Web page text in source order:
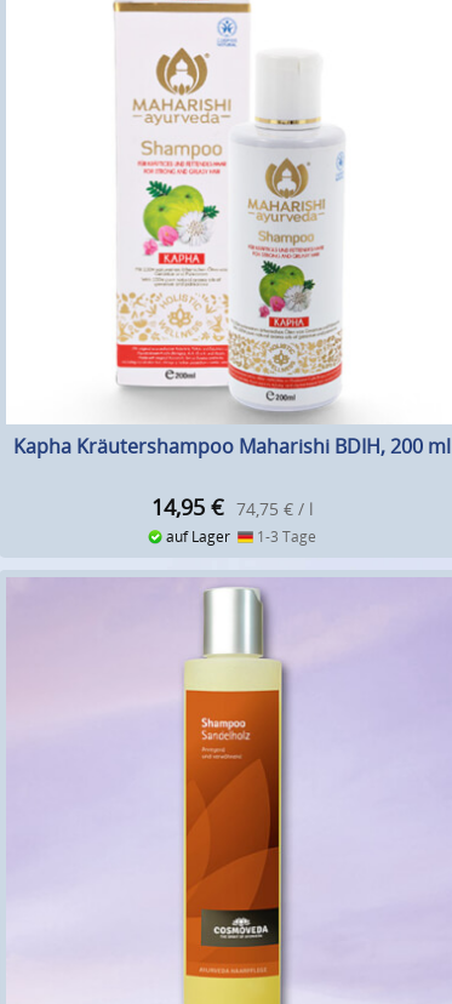
Kapha Kräutershampoo Maharishi BDIH, 200 ml
14,95 € 74,75 € / l
auf Lager 1-3 Tage